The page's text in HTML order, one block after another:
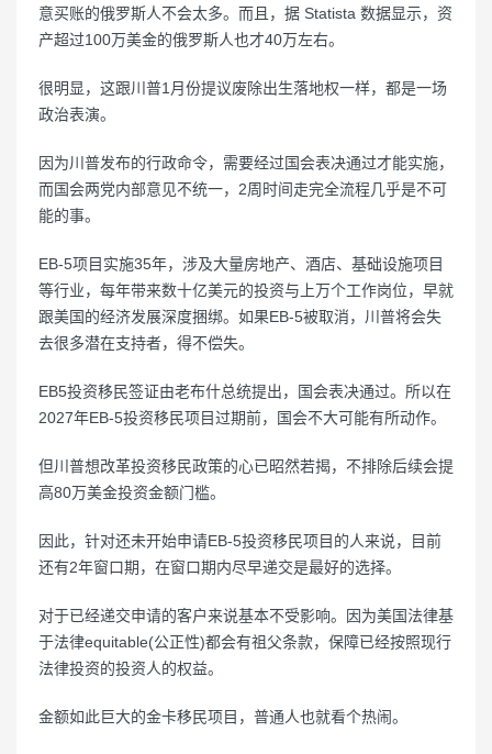
意买账的俄罗斯人不会太多。而且，据 Statista 数据显示，资
产超过100万美金的俄罗斯人也才40万左右。
很明显，这跟川普1月份提议废除出生落地权一样，都是一场
政治表演。
因为川普发布的行政命令，需要经过国会表决通过才能实施，
而国会两党内部意见不统一，2周时间走完全流程几乎是不可
能的事。
EB-5项目实施35年，涉及大量房地产、酒店、基础设施项目
等行业，每年带来数十亿美元的投资与上万个工作岗位，早就
跟美国的经济发展深度捆绑。如果EB-5被取消，川普将会失
去很多潜在支持者，得不偿失。
EB5投资移民签证由老布什总统提出，国会表决通过。所以在
2027年EB-5投资移民项目过期前，国会不大可能有所动作。
但川普想改革投资移民政策的心已昭然若揭，不排除后续会提
高80万美金投资金额门槛。
因此，针对还未开始申请EB-5投资移民项目的人来说，目前
还有2年窗口期，在窗口期内尽早递交是最好的选择。
对于已经递交申请的客户来说基本不受影响。因为美国法律基
于法律equitable(公正性)都会有祖父条款，保障已经按照现行
法律投资的投资人的权益。
金额如此巨大的金卡移民项目，普通人也就看个热闹。